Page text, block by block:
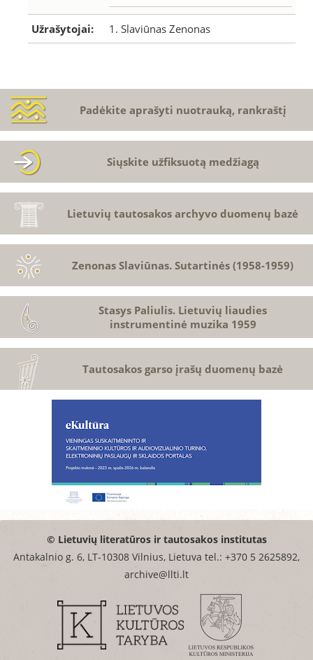
Užrašytojai: 1. Slaviūnas Zenonas
Padėkite aprašyti nuotrauką, rankraštį
Siųskite užfiksuotą medžiagą
Lietuvių tautosakos archyvo duomenų bazė
Zenonas Slaviūnas. Sutartinės (1958-1959)
Stasys Paliulis. Lietuvių liaudies
instrumentinė muzika 1959
Tautosakos garso įrašų duomenų bazė
© Lietuvių literatūros ir tautosakos institutas
Antakalnio g. 6, LT-10308 Vilnius, Lietuva tel.: +370 5 2625892,
archive@llti.lt